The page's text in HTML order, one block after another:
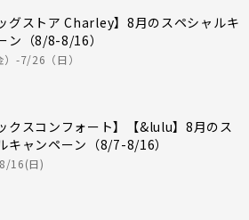
グストア Charley】8月のスペシャルキ
ン（8/8-8/16）
-7/26（日）
クスコンフォート】【&lulu】8月のス
キャンペーン（8/7-8/16）
16(日)